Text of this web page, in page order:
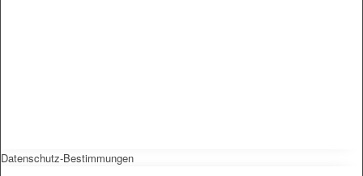
Datenschutz-Bestimmungen